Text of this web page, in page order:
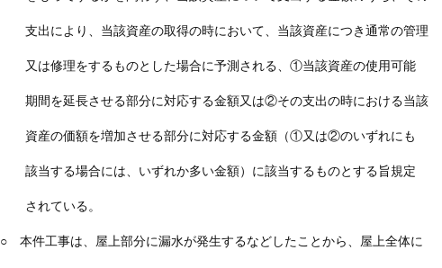
支出により、当該資産の取得の時において、当該資産につき通常の管理
又は修理をするものとした場合に予測される、①当該資産の使用可能
期間を延長させる部分に対応する金額又は②その支出の時における当該
資産の価額を増加させる部分に対応する金額（①又は②のいずれにも
該当する場合には、いずれか多い金額）に該当するものとする旨規定
されている。
○ 本件工事は、屋上部分に漏水が発生するなどしたことから、屋上全体に